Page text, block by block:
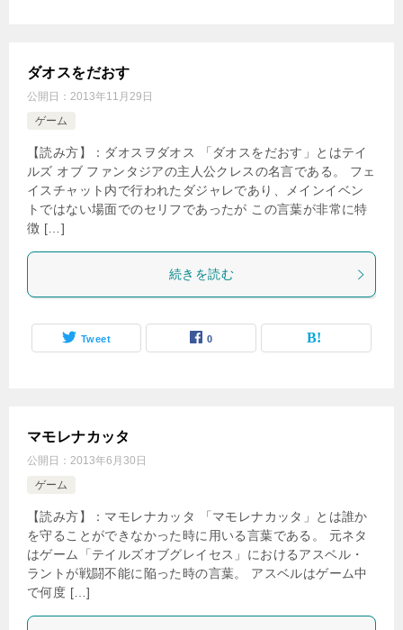
ダオスをだおす
公開日： 2013年11月29日
ゲーム
【読み方】：ダオスヲダオス 「ダオスをだおす」とはテイ
ルズ オブ ファンタジアの主人公クレスの名言である。 フェ
イスチャット内で行われたダジャレであり、メインイベン
トではない場面でのセリフであったが この言葉が非常に特
徴 […]
続きを読む
Tweet 0
マモレナカッタ
公開日： 2013年6月30日
ゲーム
【読み方】：マモレナカッタ 「マモレナカッタ」とは誰か
を守ることができなかった時に用いる言葉である。 元ネタ
はゲーム「テイルズオブグレイセス」におけるアスベル・
ラントが戦闘不能に陥った時の言葉。 アスベルはゲーム中
で何度 […]